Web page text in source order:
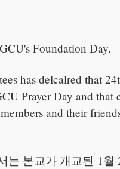
Foundation Day.
has delcalred that
Prayer Day and that
and their
는 본교가 개교된 1월